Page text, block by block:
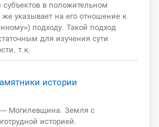
субъектов в положительном
же указывает на его отношение к
подходу. Такой подход
для изучения сути
т.к.
истории
Могилевщина. Земля с
историей.